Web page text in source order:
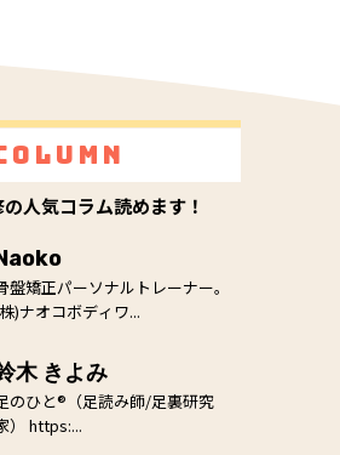
人気コラム読めます！
盤矯正パーソナルトレーナー。
)ナオコボディワ...
木 きよみ
のひと®（足読み師/足裏研究
） https:...